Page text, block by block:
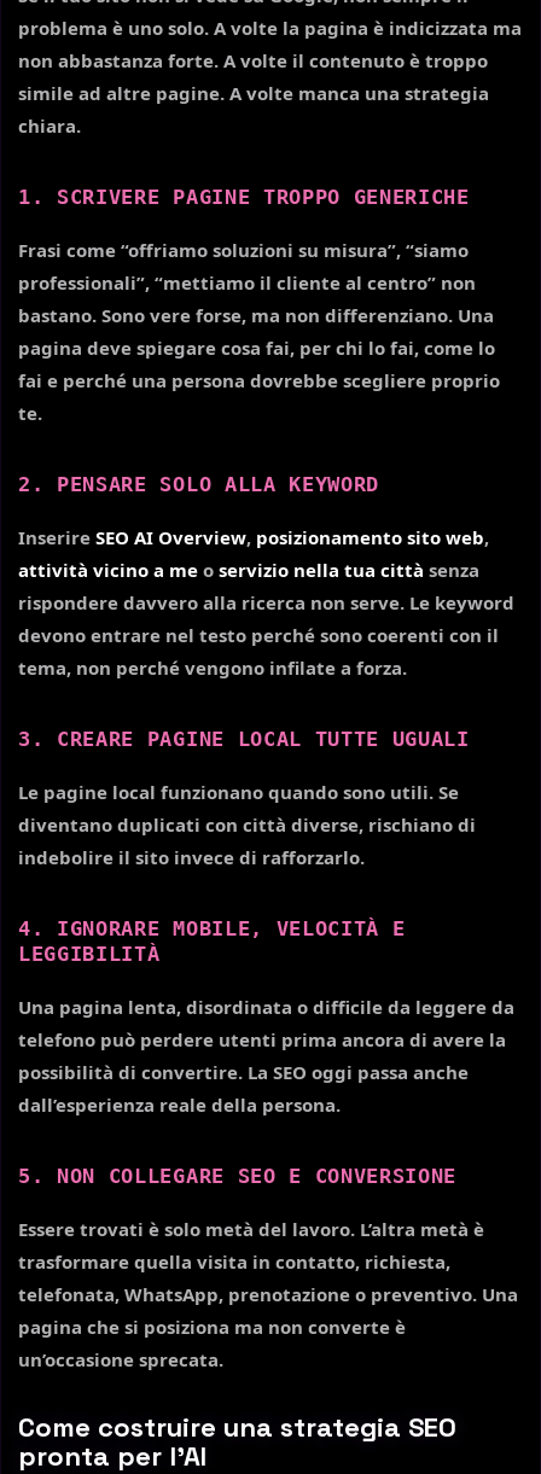
problema è uno solo. A volte la pagina è indicizzata ma
non abbastanza forte. A volte il contenuto è troppo
simile ad altre pagine. A volte manca una strategia
chiara.
1. SCRIVERE PAGINE TROPPO GENERICHE
Frasi come “offriamo soluzioni su misura”, “siamo
professionali”, “mettiamo il cliente al centro” non
bastano. Sono vere forse, ma non differenziano. Una
pagina deve spiegare cosa fai, per chi lo fai, come lo
fai e perché una persona dovrebbe scegliere proprio
te.
2. PENSARE SOLO ALLA KEYWORD
Inserire SEO AI Overview, posizionamento sito web,
attività vicino a me o servizio nella tua città senza
rispondere davvero alla ricerca non serve. Le keyword
devono entrare nel testo perché sono coerenti con il
tema, non perché vengono infilate a forza.
3. CREARE PAGINE LOCAL TUTTE UGUALI
Le pagine local funzionano quando sono utili. Se
diventano duplicati con città diverse, rischiano di
indebolire il sito invece di rafforzarlo.
4. IGNORARE MOBILE, VELOCITÀ E
LEGGIBILITÀ
Una pagina lenta, disordinata o difficile da leggere da
telefono può perdere utenti prima ancora di avere la
possibilità di convertire. La SEO oggi passa anche
dall’esperienza reale della persona.
5. NON COLLEGARE SEO E CONVERSIONE
Essere trovati è solo metà del lavoro. L’altra metà è
trasformare quella visita in contatto, richiesta,
telefonata, WhatsApp, prenotazione o preventivo. Una
pagina che si posiziona ma non converte è
un’occasione sprecata.
Come costruire una strategia SEO
pronta per l’AI